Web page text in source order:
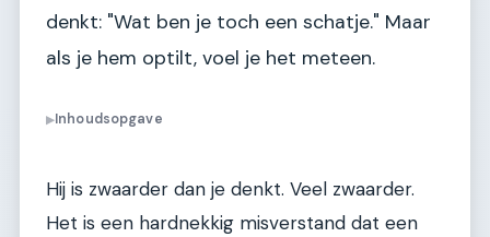
denkt: "Wat ben je toch een schatje." Maar
als je hem optilt, voel je het meteen.
▶Inhoudsopgave
Hij is zwaarder dan je denkt. Veel zwaarder.
Het is een hardnekkig misverstand dat een